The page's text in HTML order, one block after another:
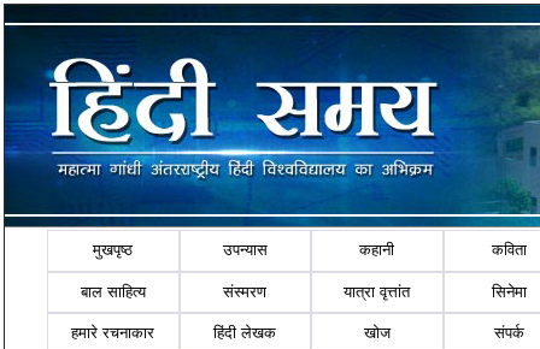
मुखपृष्ठ उपन्यास कहानी कविता
बाल साहित्य संस्मरण यात्रा वृत्तांत सिनेमा
हमारे रचनाकार हिंदी लेखक खोज संपर्क